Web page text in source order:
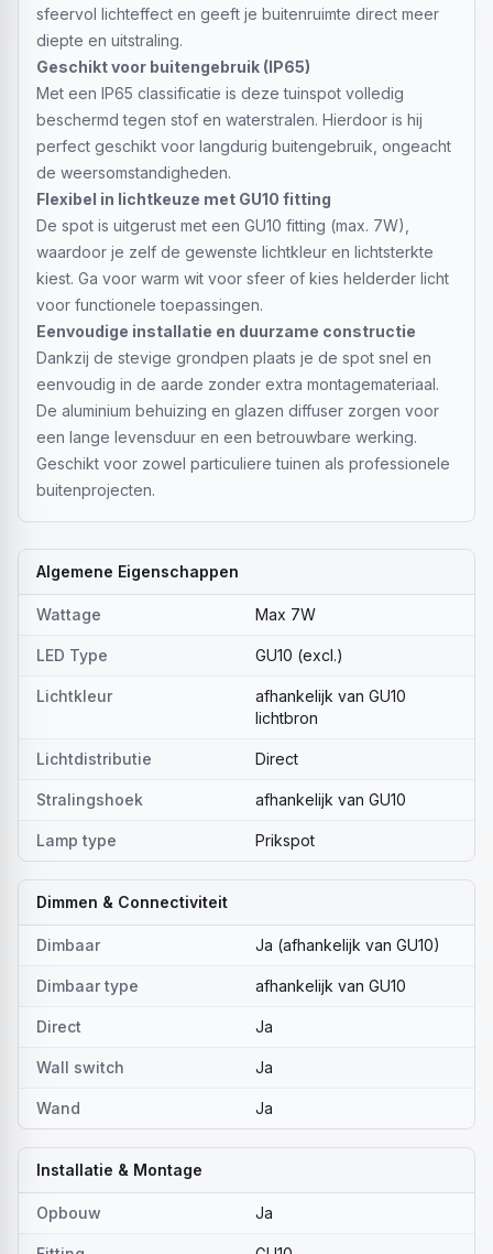
sfeervol lichteffect en geeft je buitenruimte direct meer
diepte en uitstraling.
Geschikt voor buitengebruik (IP65)
Met een IP65 classificatie is deze tuinspot volledig
beschermd tegen stof en waterstralen. Hierdoor is hij
perfect geschikt voor langdurig buitengebruik, ongeacht
de weersomstandigheden.
Flexibel in lichtkeuze met GU10 fitting
De spot is uitgerust met een GU10 fitting (max. 7W),
waardoor je zelf de gewenste lichtkleur en lichtsterkte
kiest. Ga voor warm wit voor sfeer of kies helderder licht
voor functionele toepassingen.
Eenvoudige installatie en duurzame constructie
Dankzij de stevige grondpen plaats je de spot snel en
eenvoudig in de aarde zonder extra montagemateriaal.
De aluminium behuizing en glazen diffuser zorgen voor
een lange levensduur en een betrouwbare werking.
Geschikt voor zowel particuliere tuinen als professionele
buitenprojecten.
Algemene Eigenschappen
Wattage Max 7W
LED Type GU10 (excl.)
Lichtkleur
afhankelijk van GU10
lichtbron
Lichtdistributie Direct
Stralingshoek afhankelijk van GU10
Lamp type Prikspot
Dimmen & Connectiviteit
Dimbaar Ja (afhankelijk van GU10)
Dimbaar type afhankelijk van GU10
Direct Ja
Wall switch Ja
Wand Ja
Installatie & Montage
Opbouw Ja